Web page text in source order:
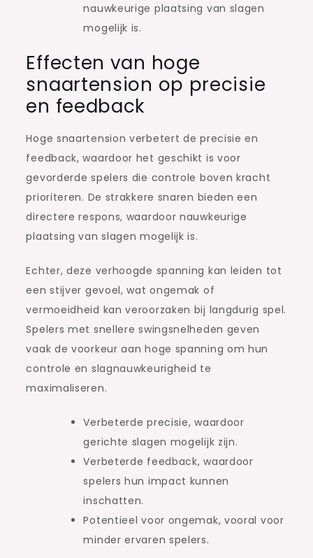
nauwkeurige plaatsing van slagen
mogelijk is.
Effecten van hoge
snaartension op precisie
en feedback
Hoge snaartension verbetert de precisie en
feedback, waardoor het geschikt is voor
gevorderde spelers die controle boven kracht
prioriteren. De strakkere snaren bieden een
directere respons, waardoor nauwkeurige
plaatsing van slagen mogelijk is.
Echter, deze verhoogde spanning kan leiden tot
een stijver gevoel, wat ongemak of
vermoeidheid kan veroorzaken bij langdurig spel.
Spelers met snellere swingsnelheden geven
vaak de voorkeur aan hoge spanning om hun
controle en slagnauwkeurigheid te
maximaliseren.
Verbeterde precisie, waardoor
gerichte slagen mogelijk zijn.
Verbeterde feedback, waardoor
spelers hun impact kunnen
inschatten.
Potentieel voor ongemak, vooral voor
minder ervaren spelers.